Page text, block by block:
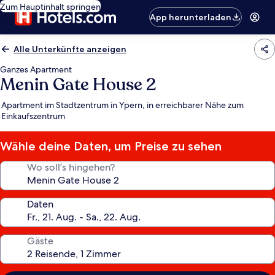
Zum Hauptinhalt springen
App herunterladen
Alle Unterkünfte anzeigen
Ganzes Apartment
Menin Gate House 2
Apartment im Stadtzentrum in Ypern, in erreichbarer Nähe zum
Einkaufszentrum
Wähle deine Daten, um Preise zu sehen
Wo soll’s hingehen?
Daten
Gäste